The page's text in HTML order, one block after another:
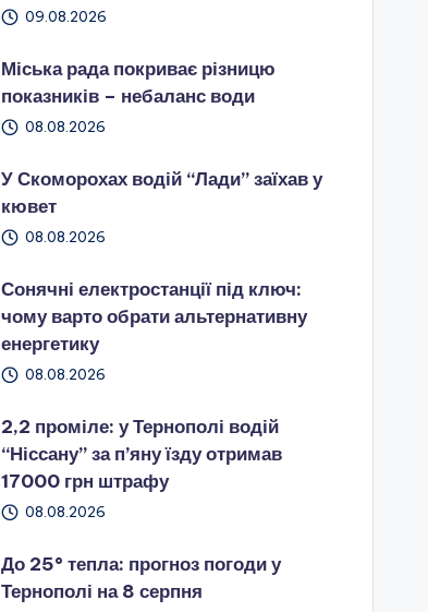
09.08.2026
Міська рада покриває різницю
показників – небаланс води
08.08.2026
У Скоморохах водій “Лади” заїхав у
кювет
08.08.2026
Сонячні електростанції під ключ:
чому варто обрати альтернативну
енергетику
08.08.2026
2,2 проміле: у Тернополі водій
“Ніссану” за п’яну їзду отримав
17000 грн штрафу
08.08.2026
До 25° тепла: прогноз погоди у
Тернополі на 8 серпня